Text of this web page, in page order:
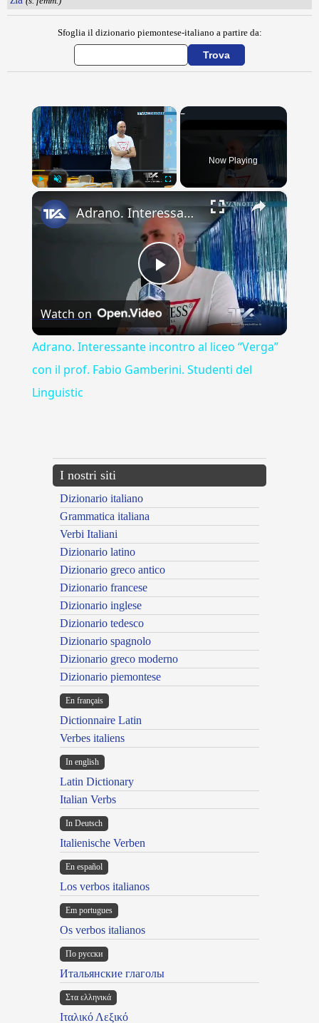
Sfoglia il dizionario piemontese-italiano a partire da:
×
Now Playing
×
Play
Video
Adrano. Interessante incontro al liceo “Verga” con il prof. Fabio Gamberini. Studenti del Linguistic
Watch on
Adrano. Interessante incontro al liceo “Verga”
con il prof. Fabio Gamberini. Studenti del
Linguistic
I nostri siti
Dizionario italiano
Grammatica italiana
Verbi Italiani
Dizionario latino
Dizionario greco antico
Dizionario francese
Dizionario inglese
Dizionario tedesco
Dizionario spagnolo
Dizionario greco moderno
Dizionario piemontese
En français
Dictionnaire Latin
Verbes italiens
In english
Latin Dictionary
Italian Verbs
In Deutsch
Italienische Verben
En español
Los verbos italianos
Em portugues
Os verbos italianos
По русски
Итальянские глаголы
Στα ελληνικά
Ιταλικό Λεξικό